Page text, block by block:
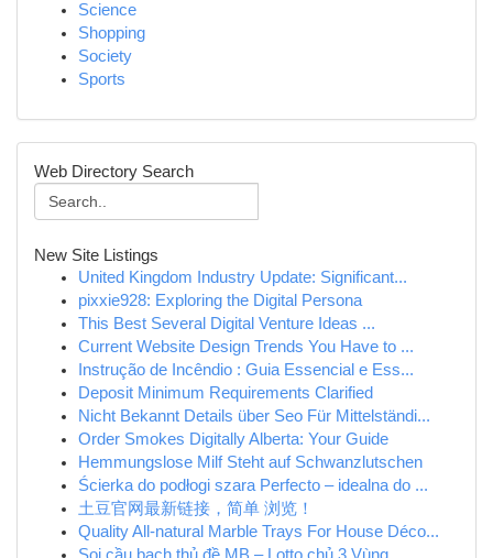
Science
Shopping
Society
Sports
Web Directory Search
New Site Listings
United Kingdom Industry Update: Significant...
pixxie928: Exploring the Digital Persona
This Best Several Digital Venture Ideas ...
Current Website Design Trends You Have to ...
Instrução de Incêndio : Guia Essencial e Ess...
Deposit Minimum Requirements Clarified
Nicht Bekannt Details über Seo Für Mittelständi...
Order Smokes Digitally Alberta: Your Guide
Hemmungslose Milf Steht auf Schwanzlutschen
Ścierka do podłogi szara Perfecto – idealna do ...
土豆官网最新链接，简单 浏览！
Quality All-natural Marble Trays For House Déco...